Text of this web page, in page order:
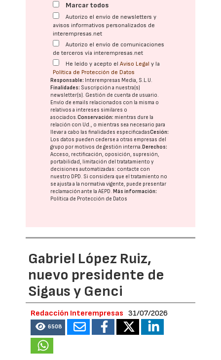
Marcar todos
Autorizo el envío de newsletters y
avisos informativos personalizados de
interempresas.net
Autorizo el envío de comunicaciones
de terceros vía interempresas.net
He leído y acepto elAviso Legal y la
Política de Protección de Datos
Responsable: Interempresas Media, S.L.U.
Finalidades: Suscripción a nuestra(s)
newsletter(s). Gestión de cuenta de usuario.
Envío de emails relacionados con la misma o
relativos a intereses similares o
asociados.Conservación: mientras dure la
relación con Ud., o mientras sea necesario para
llevar a cabo las finalidades especificadasCesión:
Los datos pueden cederse a otras empresas del
grupo por motivos de gestión interna.Derechos:
Acceso, rectificación, oposición, supresión,
portabilidad, limitación del tratatamiento y
decisiones automatizadas: contacte con
nuestro DPD . Si considera que el tratamiento no
se ajusta a la normativa vigente, puede presentar
reclamación ante laAEPD .Más información:
Política de Protección de Datos
Gabriel López Ruiz,
nuevo presidente de
Sigaus y Genci
Redacción Interempresas 31/07/2026
6508